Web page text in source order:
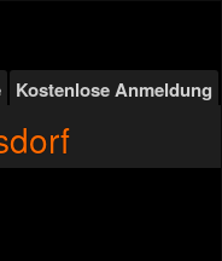
Kostenlose Anmeldung